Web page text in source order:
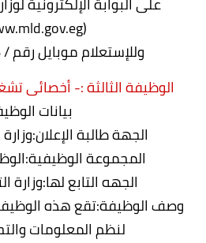
(www.mld.gov.eg) .
وللإستعلام موبايل رقم / 01101732226
الوظيفة الثالثة :- أخصائى
بيانات
الجهة طالبة
المجموعة
الجهه التابع لها:وزارة
وصف الوظيفة:تقع هذه
لنظم المعلومات